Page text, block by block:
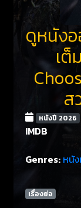
ดูหนังอ
เต็
ส
หนังปี 2026
IMDB
Genres: หนั
เรื่องย่อ